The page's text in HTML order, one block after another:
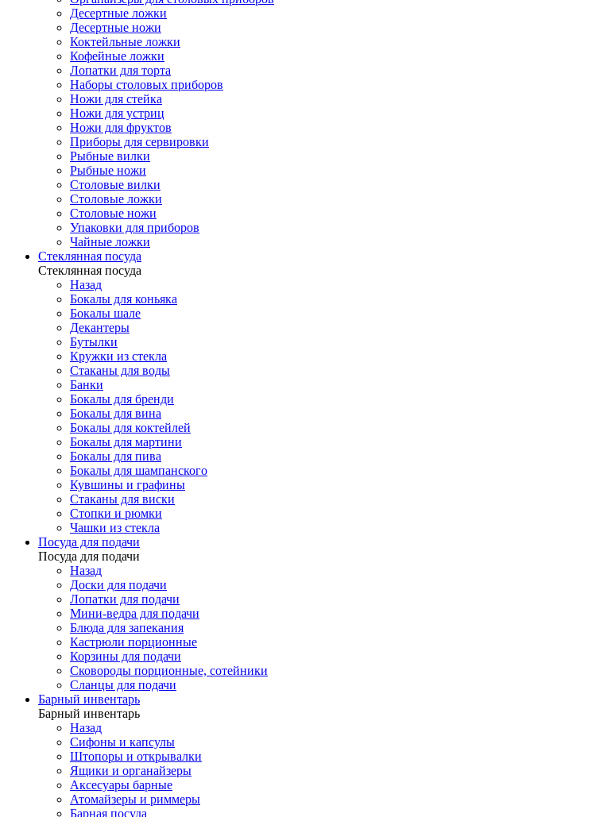
Десертные ложки
Десертные ножи
Коктейльные ложки
Кофейные ложки
Лопатки для торта
Наборы столовых приборов
Ножи для стейка
Ножи для устриц
Ножи для фруктов
Приборы для сервировки
Рыбные вилки
Рыбные ножи
Столовые вилки
Столовые ложки
Столовые ножи
Упаковки для приборов
Чайные ложки
Стеклянная посуда
Стеклянная посуда
Назад
Бокалы для коньяка
Бокалы шале
Декантеры
Бутылки
Кружки из стекла
Стаканы для воды
Банки
Бокалы для бренди
Бокалы для вина
Бокалы для коктейлей
Бокалы для мартини
Бокалы для пива
Бокалы для шампанского
Кувшины и графины
Стаканы для виски
Стопки и рюмки
Чашки из стекла
Посуда для подачи
Посуда для подачи
Назад
Доски для подачи
Лопатки для подачи
Мини-ведра для подачи
Блюда для запекания
Кастрюли порционные
Корзины для подачи
Сковороды порционные, сотейники
Сланцы для подачи
Барный инвентарь
Барный инвентарь
Назад
Сифоны и капсулы
Штопоры и открывалки
Ящики и органайзеры
Аксесуары барные
Атомайзеры и риммеры
Барная посуда